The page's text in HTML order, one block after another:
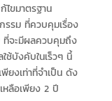
ไขมาตรฐาน
รม ที่ควบคุมเรื่อง
ที่จะมีผลควบคุมถึง
ช้บังคับในเร็วๆ นี้
ยงเท่าที่จำเป็น ดัง
หลือเพียง 2 ปี